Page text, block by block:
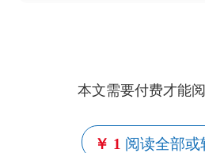
本文需要付费才能
￥ 1 阅读全部或